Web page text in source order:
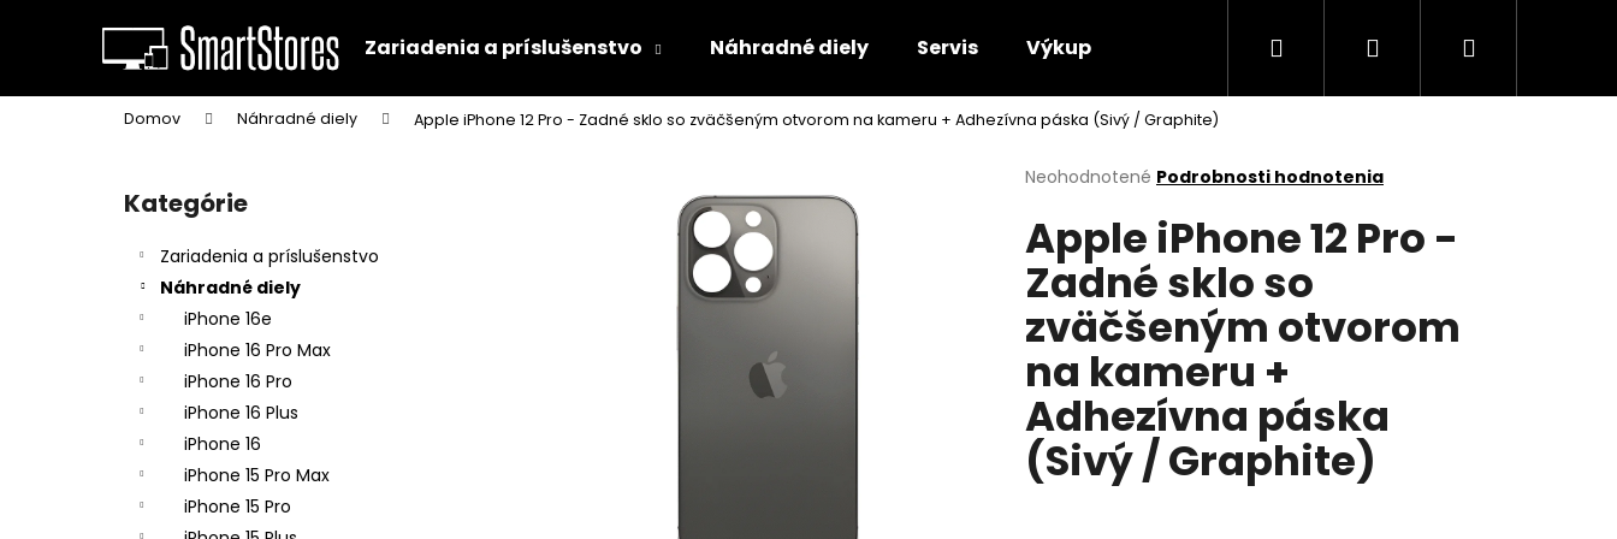
Zariadenia a príslušenstvo Náhradné diely Servis Výkup Kontakt
Hľadať PrihlásenieNákupný
Domov Náhradné diely Apple iPhone 12 Pro - Zadné sklo so zväčšeným otvorom na kameru + Adhezívna páska (Sivý / Graphite)
Preskočiť
kategórie
Kategórie
Zariadenia a príslušenstvo
Náhradné diely
iPhone 16e
iPhone 16 Pro Max
iPhone 16 Pro
iPhone 16 Plus
iPhone 16
iPhone 15 Pro Max
iPhone 15 Pro
Priemerné
produktu
je
0,0
z
5
hviezdičiek.
Neohodnotené Podrobnosti hodnotenia
Apple iPhone 12 Pro -
Zadné sklo so
zväčšeným otvorom
na kameru +
Adhezívna páska
(Sivý / Graphite)
í
Späť
do
obchodu
Späť
do
obchodu
Čo potrebujete nájsť?